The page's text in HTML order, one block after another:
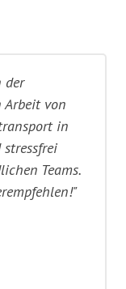
der
Arbeit von
in
Teams.